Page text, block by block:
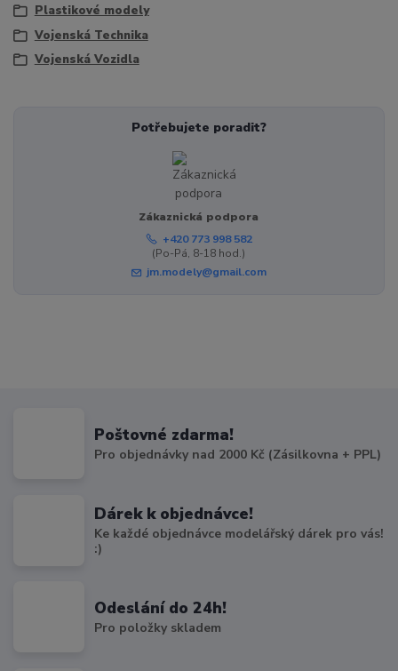
Plastikové modely
Vojenská Technika
Vojenská Vozidla
Potřebujete poradit?
Zákaznická podpora
+420 773 998 582
(Po-Pá, 8-18 hod.)
jm.modely@gmail.com
Poštovné zdarma!
Pro objednávky nad 2000 Kč (Zásilkovna + PPL)
Dárek k objednávce!
Ke každé objednávce modelářský dárek pro vás!
:)
Odeslání do 24h!
Pro položky skladem